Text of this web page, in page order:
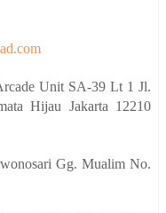
Unit SA-39 Lt 1 Jl.
Hijau Jakarta 12210
Gg. Mualim No.